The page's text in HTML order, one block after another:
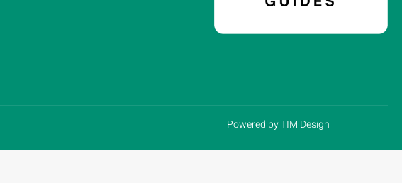
Powered by TIM Design